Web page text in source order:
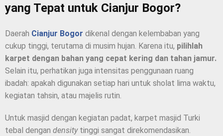
yang Tepat untuk Cianjur Bogor?
Daerah Cianjur Bogor dikenal dengan kelembaban yang
cukup tinggi, terutama di musim hujan. Karena itu, pilihlah
karpet dengan bahan yang cepat kering dan tahan jamur.
Selain itu, perhatikan juga intensitas penggunaan ruang
ibadah: apakah digunakan setiap hari untuk sholat lima waktu,
kegiatan tahsin, atau majelis rutin.
Untuk masjid dengan kegiatan padat, karpet masjid Turki
tebal dengan densitytinggi sangat direkomendasikan.